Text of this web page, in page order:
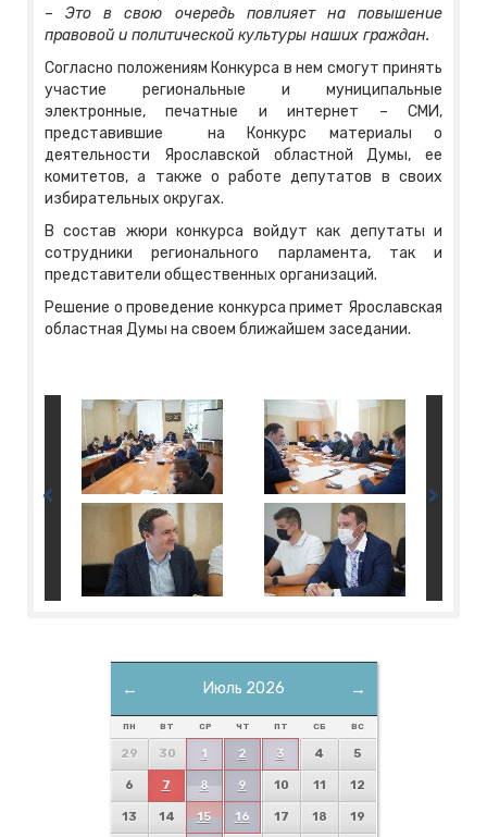
– Это в свою очередь повлияет на повышение
правовой и политической культуры наших граждан.
Согласно положениям Конкурса в нем смогут принять
участие региональные и муниципальные
электронные, печатные и интернет – СМИ,
представившие на Конкурс материалы о
деятельности Ярославской областной Думы, ее
комитетов, а также о работе депутатов в своих
избирательных округах.
В состав жюри конкурса войдут как депутаты и
сотрудники регионального парламента, так и
представители общественных организаций.
Решение о проведение конкурса примет Ярославская
областная Думы на своем ближайшем заседании.
← →
Июль 2026
ПН ВТ СР ЧТ ПТ СБ ВС
29 30 1 2 3 4 5
6 7 8 9 10 11 12
13 14 15 16 17 18 19